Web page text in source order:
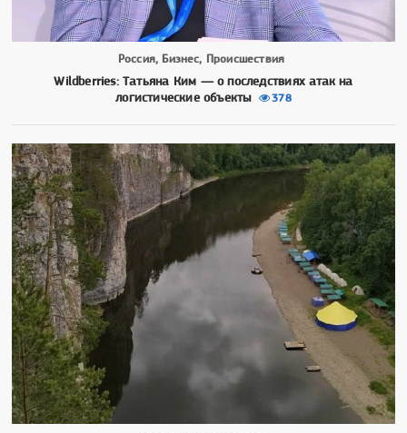
Россия, Бизнес, Происшествия
Wildberries: Татьяна Ким — о последствиях атак на
логистические объекты
378